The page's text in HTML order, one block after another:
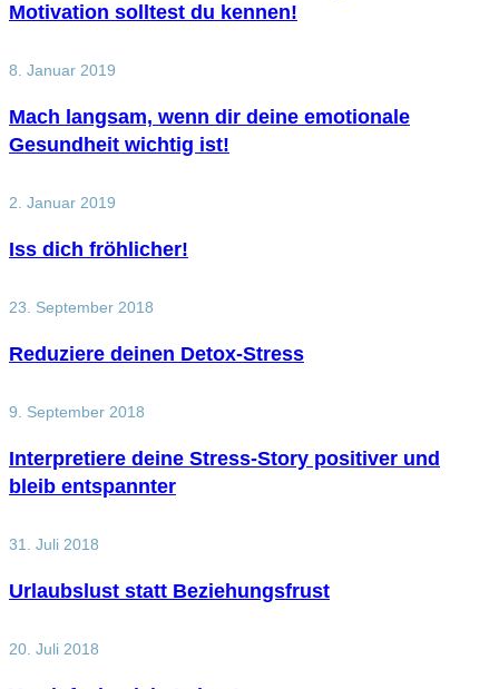
Motivation solltest du kennen!
8. Januar 2019
Mach langsam, wenn dir deine emotionale
Gesundheit wichtig ist!
2. Januar 2019
Iss dich fröhlicher!
23. September 2018
Reduziere deinen Detox-Stress
9. September 2018
Interpretiere deine Stress-Story positiver und
bleib entspannter
31. Juli 2018
Urlaubslust statt Beziehungsfrust
20. Juli 2018